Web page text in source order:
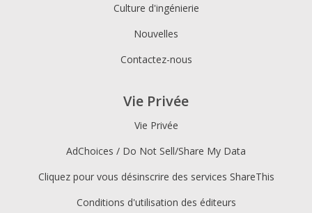
Culture d'ingénierie
Nouvelles
Contactez-nous
Vie Privée
Vie Privée
AdChoices / Do Not Sell/Share My Data
Cliquez pour vous désinscrire des services ShareThis
Conditions d'utilisation des éditeurs